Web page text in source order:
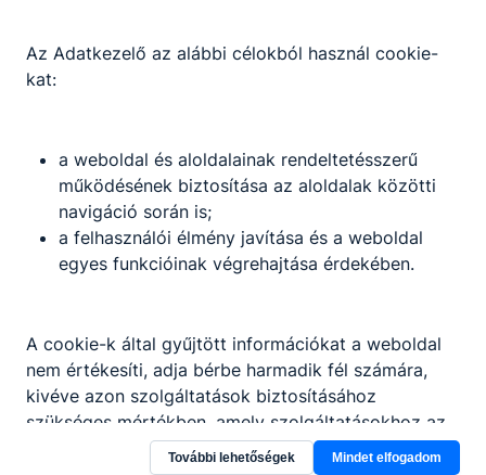
Dunaújvárosi SZC Szabolcs Vezér
Technikum
Pusztaszabolcs, Mátyás király út 14-16.
Az Adatkezelő az alábbi célokból használ cookie-
kat:
a weboldal és aloldalainak rendeltetésszerű
működésének biztosítása az aloldalak közötti
navigáció során is;
a felhasználói élmény javítása és a weboldal
egyes funkcióinak végrehajtása érdekében.
A cookie-k által gyűjtött információkat a weboldal
nem értékesíti, adja bérbe harmadik fél számára,
kivéve azon szolgáltatások biztosításához
szükséges mértékben, amely szolgáltatásokhoz az
érintett ezen információt előzetesen és önkéntesen
További lehetőségek Mindet elfogadom